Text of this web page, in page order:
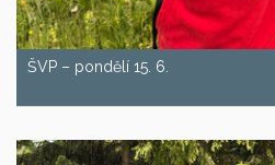
ŠVP – pondělí 15. 6.